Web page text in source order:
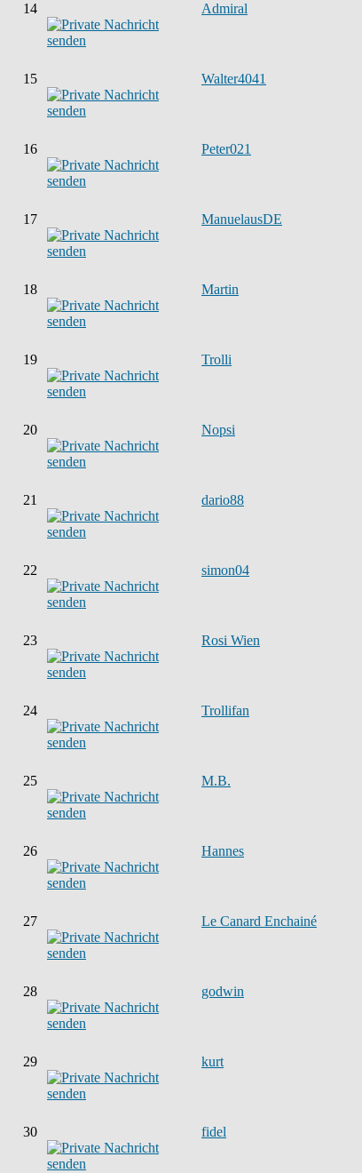
14 Admiral
15 Walter4041
16 Peter021
17 ManuelausDE
18 Martin
19 Trolli
20 Nopsi
21 dario88
22 simon04
23 Rosi Wien
24 Trollifan
25 M.B.
26 Hannes
27 Le Canard Enchainé
28 godwin
29 kurt
30 fidel